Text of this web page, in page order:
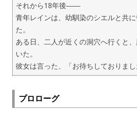
それから18年後――
青年レインは、幼馴染のシエルと共
た。
ある日、二人が近くの洞穴へ行くと
いた。
彼女は言った、「お待ちしておりまし
プロローグ